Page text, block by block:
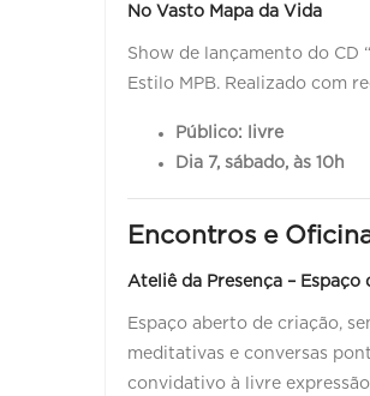
No Vasto Mapa da Vida
Show de lançamento do CD
Estilo MPB. Realizado com
Público: livre
Dia 7, sábado, às 10h
Encontros e
Ateliê da Presença –
Espaço aberto de criação,
meditativas e conversas
convidativo à livre